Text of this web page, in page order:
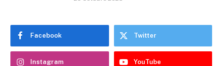
Facebook Twitter
Instagram YouTube